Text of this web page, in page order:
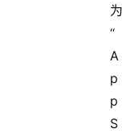
为
“
A
p
p
S